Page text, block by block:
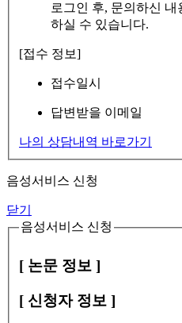
로그인 후, 문의하신
하실 수 있습니다.
[접수 정보]
접수일시
답변받을 이메일
나의 상담내역 바로가기
음성서비스 신청
닫기
음성서비스 신청
[ 논문 정보 ]
[ 신청자 정보 ]